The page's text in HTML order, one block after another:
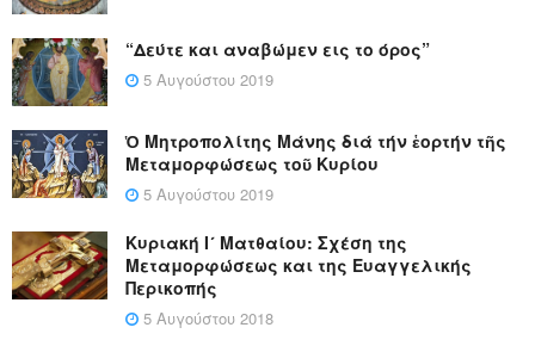
“Δεύτε και αναβώμεν εις το όρος”
5 Αυγούστου 2019
Ὁ Μητροπολίτης Μάνης διά τήν ἑορτήν τῆς
Μεταμορφώσεως τοῦ Κυρίου
5 Αυγούστου 2019
Κυριακή Ι´ Ματθαίου: Σχέση της
Μεταμορφώσεως και της Ευαγγελικής
Περικοπής
5 Αυγούστου 2018